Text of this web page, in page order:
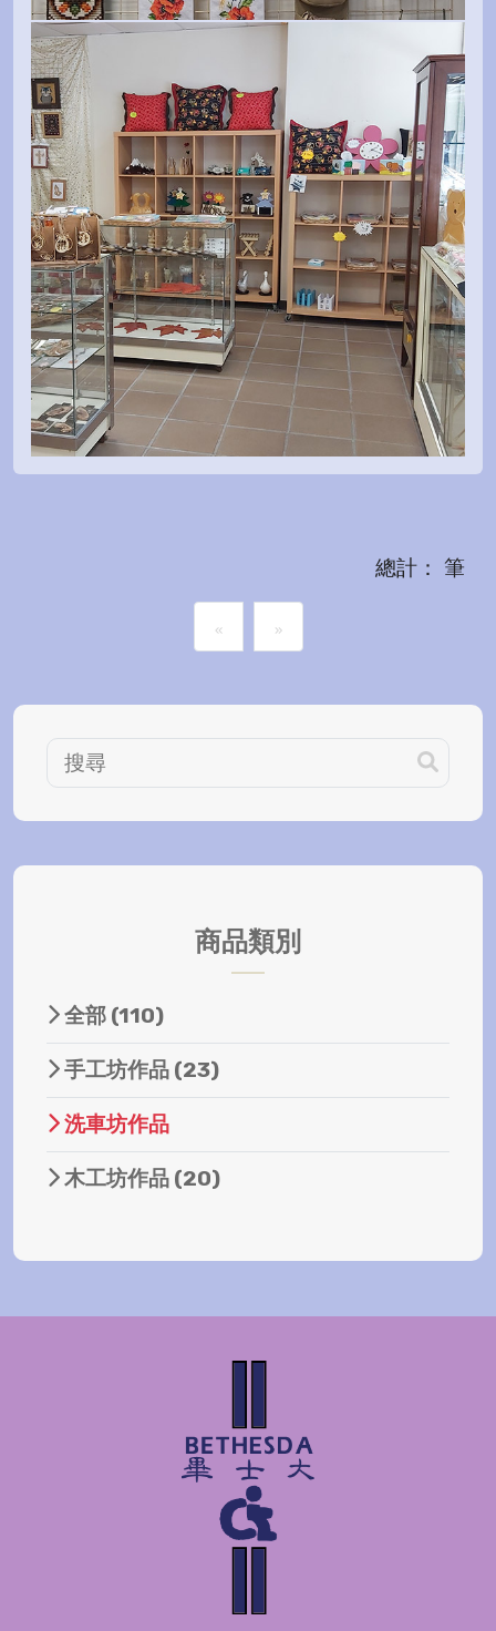
商品類別
全部 (110)
手工坊作品 (23)
洗車坊作品
木工坊作品 (20)
總計： 筆
« »